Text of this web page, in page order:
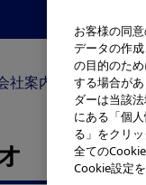
社案内PDF版
お客様の同
データの作
の目的のた
する場合が
ダーは当該
にある「個
る」をクリ
全ての
Cookie設定